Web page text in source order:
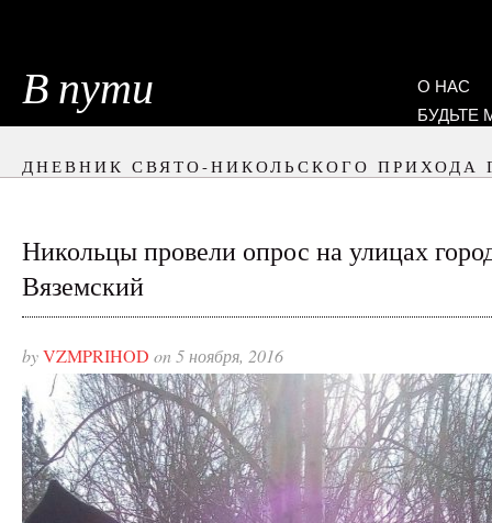
В пути
О НАС
БУДЬТЕ
ДНЕВНИК СВЯТО-НИКОЛЬСКОГО ПРИХОДА
Никольцы провели опрос на улицах
Вяземский
byVZMPRIHOD on 5 ноября, 2016